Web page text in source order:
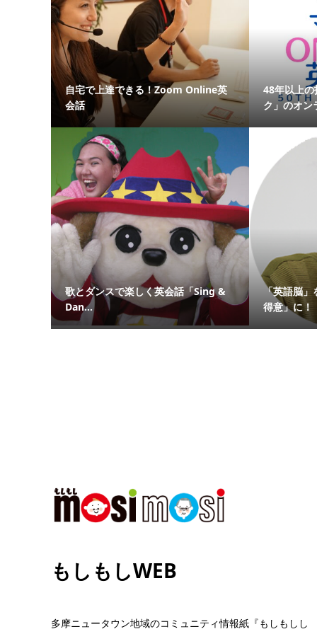
自宅で上達できる！Zoom Online英
会話
48年以上
ク」のオン
歌とダンスで楽しく英会話「Sing &
Dan...
「英語脳
得意」に！
もしもしWEB
多摩ニュータウン地域のコミュニティ情報紙『もしもしし